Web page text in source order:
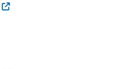
Sitio Externo